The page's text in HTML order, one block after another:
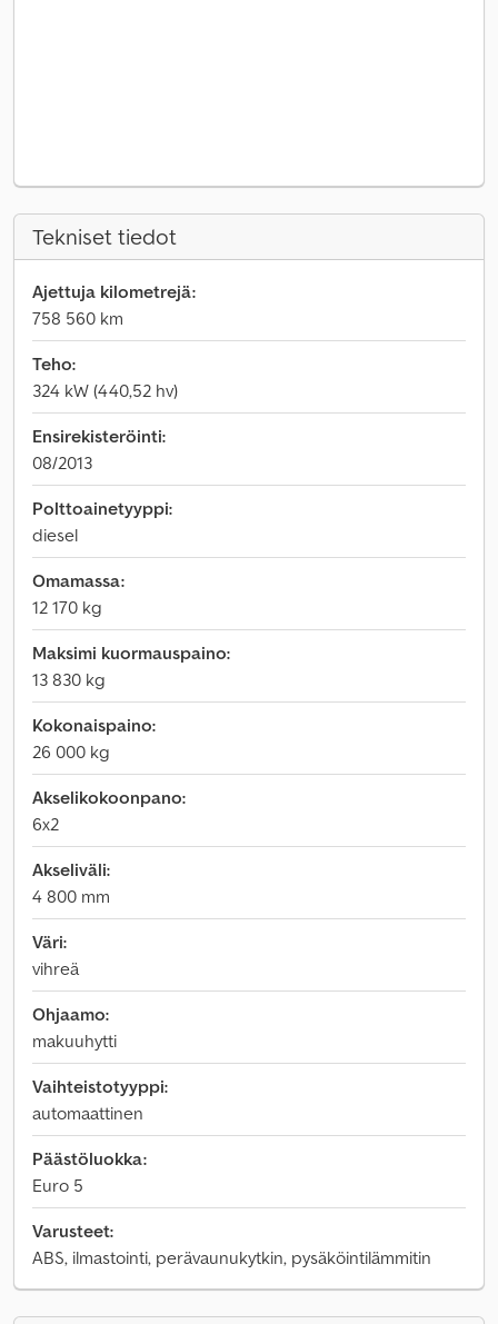
Tekniset tiedot
Ajettuja kilometrejä:
758 560 km
Teho:
324 kW (440,52 hv)
Ensirekisteröinti:
08/2013
Polttoainetyyppi:
diesel
Omamassa:
12 170 kg
Maksimi kuormauspaino:
13 830 kg
Kokonaispaino:
26 000 kg
Akselikokoonpano:
6x2
Akseliväli:
4 800 mm
Väri:
vihreä
Ohjaamo:
makuuhytti
Vaihteistotyyppi:
automaattinen
Päästöluokka:
Euro 5
Varusteet:
ABS, ilmastointi, perävaunukytkin, pysäköintilämmitin